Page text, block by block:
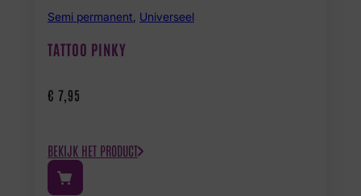
Semi permanent Universeel
TATTOO PINKY
€ 7,95
BEKIJK HET PRODUCT